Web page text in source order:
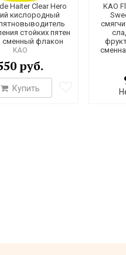
Haiter Clear Hero
кислородный
стойких пятен
сменный флакон
KAO
руб.
Купить
KAO